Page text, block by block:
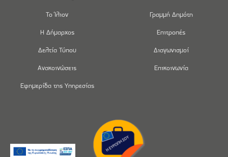
Το Ίλιον
Η Δήμαρχος
Δελτία Τύπου
Ανακοινώσεις
Εφημερίδα της Υπηρεσίας
Γραμμή Δημότη
Επιτροπές
Διαγωνισμοί
Επικοινωνία